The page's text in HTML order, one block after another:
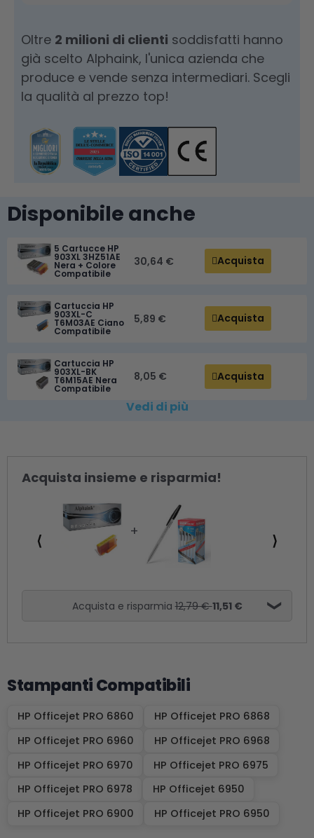
Oltre 2 milioni di clienti soddisfatti hanno
già scelto Alphaink, l'unica azienda che
produce e vende senza intermediari. Scegli
la qualità al prezzo top!
Disponibile anche
5 Cartucce HP
903XL 3HZ51AE
Nera + Colore
Compatibile
30,64 € Acquista
Cartuccia HP
903XL-C
T6M03AE Ciano
Compatibile
5,89 € Acquista
Cartuccia HP
903XL-BK
T6M15AE Nera
Compatibile
8,05 € Acquista
Vedi di più
Acquista insieme e risparmia!
⟨ ⟩
Acquista e risparmia12,79 €11,51 €
Stampanti Compatibili
HP Officejet PRO 6860
HP Officejet PRO 6868
HP Officejet PRO 6960
HP Officejet PRO 6968
HP Officejet PRO 6970
HP Officejet PRO 6975
HP Officejet PRO 6978
HP Officejet 6950
HP Officejet PRO 6900
HP Officejet PRO 6950